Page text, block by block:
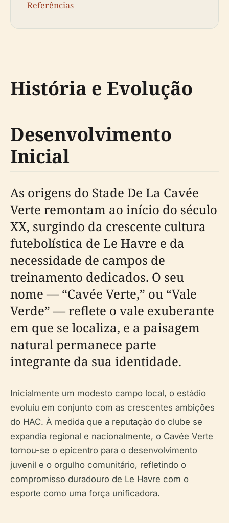
Referências
História e Evolução
Desenvolvimento
Inicial
As origens do Stade De La Cavée
Verte remontam ao início do século
XX, surgindo da crescente cultura
futebolística de Le Havre e da
necessidade de campos de
treinamento dedicados. O seu
nome — “Cavée Verte,” ou “Vale
Verde” — reflete o vale exuberante
em que se localiza, e a paisagem
natural permanece parte
integrante da sua identidade.
Inicialmente um modesto campo local, o estádio
evoluiu em conjunto com as crescentes ambições
do HAC. À medida que a reputação do clube se
expandia regional e nacionalmente, o Cavée Verte
tornou-se o epicentro para o desenvolvimento
juvenil e o orgulho comunitário, refletindo o
compromisso duradouro de Le Havre com o
esporte como uma força unificadora.